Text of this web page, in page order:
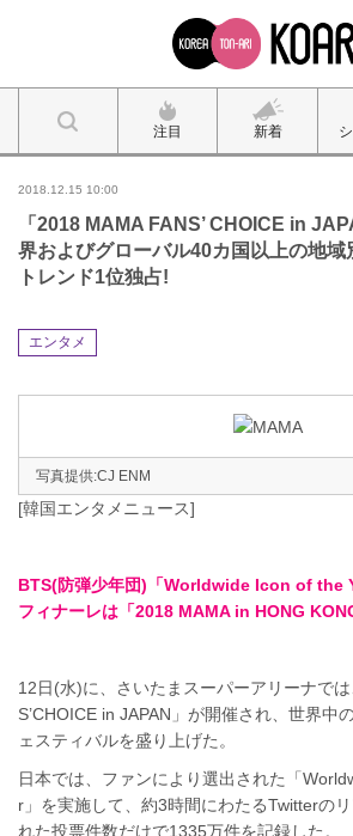
注目 新着
2018.12.15 10:00
「2018 MAMA FANS’ CHOICE in
界およびグローバル40カ国以上の地域
トレンド1位独占!
エンタメ
写真提供:CJ ENM
[韓国エンタメニュース]
BTS(防弾少年団)「Worldwide Icon of the
フィナーレは「2018 MAMA in HONG
12日(水)に、さいたまスーパーアリーナで
S’CHOICE in JAPAN」が開催され、世界中
ェスティバルを盛り上げた。
日本では、ファンにより選出された「
r」を実施して、約3時間にわたるTwitterの
れた投票件数だけで1335万件を記録した。